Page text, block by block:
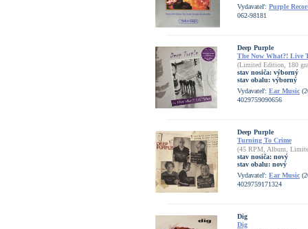
Vydavateľ: Purple
062-98181
Deep Purple
The Now What?! Live
(Limited Edition, 180
stav nosiča: výborný
stav obalu: výborný
Vydavateľ: Ear Music
4029759090656
Deep Purple
Turning To Crime
(45 RPM, Album,
stav nosiča: nový
stav obalu: nový
Vydavateľ: Ear Music
4029759171324
Dig
Dig